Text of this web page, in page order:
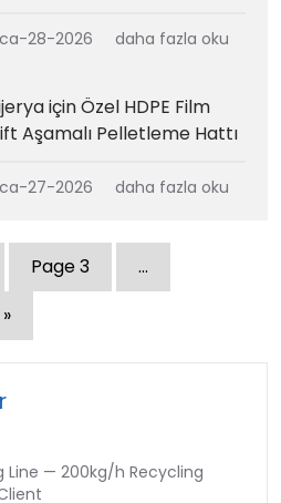
28-2026 daha fazla oku
için Özel HDPE Film
Aşamalı Pelletleme Hattı
27-2026 daha fazla oku
Page3
…
Line — 200kg/h Recycling